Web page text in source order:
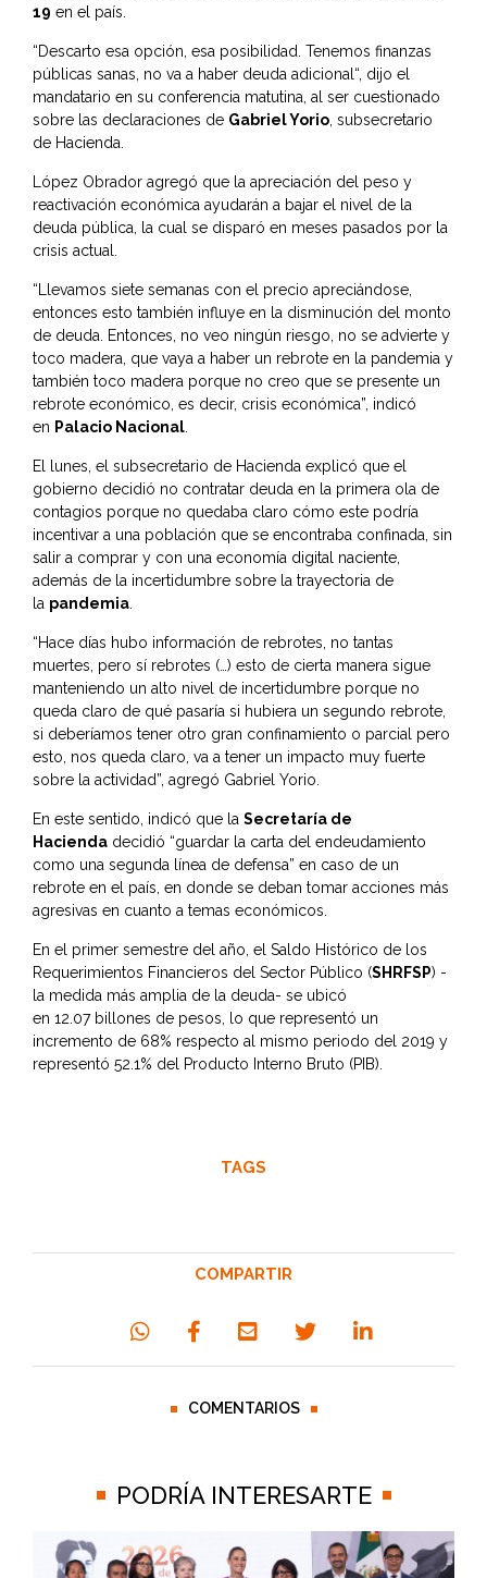
19 en el país.
“Descarto esa opción, esa posibilidad. Tenemos finanzas
públicas sanas, no va a haber deuda adicional “, dijo el
mandatario en su conferencia matutina, al ser cuestionado
sobre las declaraciones de Gabriel Yorio , subsecretario
de Hacienda.
López Obrador agregó que la apreciación del peso y
reactivación económica ayudarán a bajar el nivel de la
deuda pública , la cual se disparó en meses pasados por la
crisis actual.
“Llevamos siete semanas con el precio apreciándose,
entonces esto también influye en la disminución del monto
de deuda. Entonces, no veo ningún riesgo, no se advierte y
toco madera, que vaya a haber un rebrote en la pandemia y
también toco madera porque no creo que se presente un
rebrote económico, es decir, crisis económica”, indicó
en Palacio Nacional
El lunes, el subsecretario de Hacienda explicó que el
gobierno decidió no contratar deuda en la primera ola de
contagios porque no quedaba claro cómo este podría
incentivar a una población que se encontraba confinada, sin
salir a comprar y con una economía digital naciente,
además de la incertidumbre sobre la trayectoria de
la pandemia
“Hace días hubo información de rebrotes, no tantas
muertes, pero sí rebrotes (…) esto de cierta manera sigue
manteniendo un alto nivel de incertidumbre porque no
queda claro de qué pasaría si hubiera un segundo rebrote,
si deberíamos tener otro gran confinamiento o parcial pero
esto, nos queda claro, va a tener un impacto muy fuerte
sobre la actividad”, agregó Gabriel Yorio.
En este sentido, indicó que la Secretaría de
Hacienda decidió “guardar la carta del endeudamiento
como una segunda línea de defensa” en caso de un
rebrote en el país, en donde se deban tomar acciones más
agresivas en cuanto a temas económicos.
En el primer semestre del año, el Saldo Histórico de los
Requerimientos Financieros del Sector Público (SHRFSP) -
la medida más amplia de la deuda- se ubicó
en 12.07 billones de pesos, lo que representó un
incremento de 68% respecto al mismo periodo del 2019 y
representó 52.1% del Producto Interno Bruto (PIB).
TAGS
COMPARTIR
COMENTARIOS
PODRÍA INTERESARTE